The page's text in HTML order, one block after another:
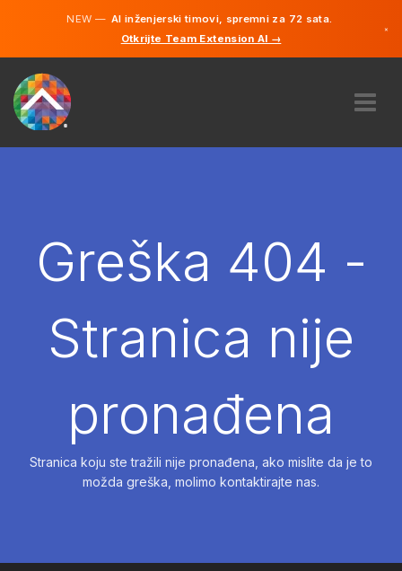
NEW —AI inženjerski timovi, spremni za 72 sata.
Otkrijte Team Extension AI →
×
NAJAMGreška 404 -
Stranica nije
pronađena
Stranica koju ste tražili nije pronađena, ako mislite da je to
možda greška, molimo kontaktirajte nas.